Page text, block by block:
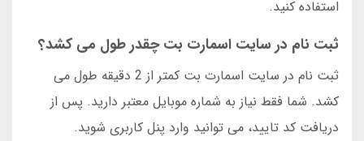
استفاده کنید.
ثبت نام در سایت اسمارت بت چقدر طول می کشد؟
ثبت نام در سایت اسمارت بت کمتر از 2 دقیقه طول می
کشد. شما فقط نیاز به شماره موبایل معتبر دارید. پس از
دریافت کد تایید، می توانید وارد پنل کاربری شوید.